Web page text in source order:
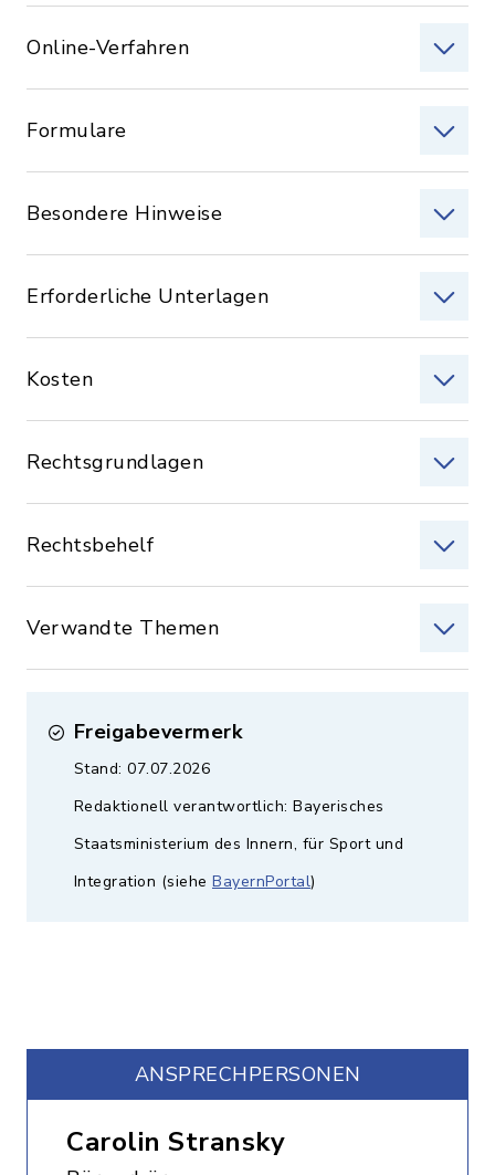
Online-Verfahren
Formulare
Besondere Hinweise
Erforderliche Unterlagen
Kosten
Rechtsgrundlagen
Rechtsbehelf
Verwandte Themen
Freigabevermerk
Stand: 07.07.2026
Redaktionell verantwortlich: Bayerisches
Staatsministerium des Innern, für Sport und
Integration (siehe BayernPortal)
ANSPRECHPERSONEN
Carolin Stransky